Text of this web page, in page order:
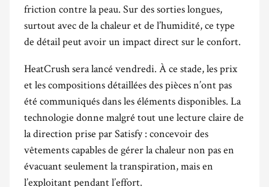
friction contre la peau. Sur des sorties longues,
surtout avec de la chaleur et de l’humidité, ce type
de détail peut avoir un impact direct sur le confort.
HeatCrush sera lancé vendredi. À ce stade, les prix
et les compositions détaillées des pièces n’ont pas
été communiqués dans les éléments disponibles. La
technologie donne malgré tout une lecture claire de
la direction prise par Satisfy : concevoir des
vêtements capables de gérer la chaleur non pas en
évacuant seulement la transpiration, mais en
l’exploitant pendant l’effort.